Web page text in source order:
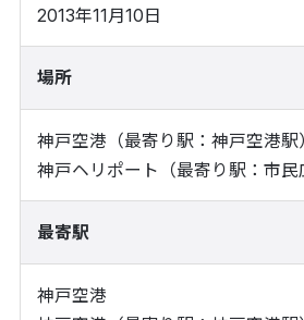
2013年11月10日
場所
神戸空港（最寄り駅：神戸空港駅
神戸ヘリポート（最寄り駅：市民
最寄駅
神戸空港